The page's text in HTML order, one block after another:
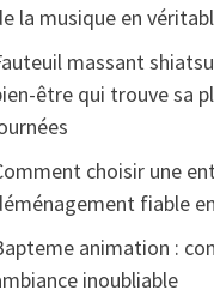
la musique en
massant
être qui trouve sa
choisir une
fiable
animation :
inoubliable